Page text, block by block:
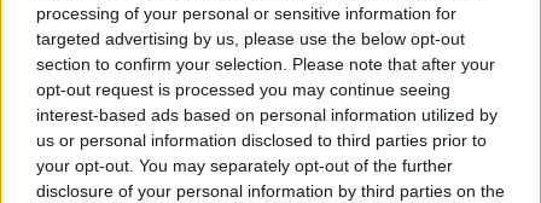
processing of your personal or sensitive information for
targeted advertising by us, please use the below opt-out
section to confirm your selection. Please note that after your
opt-out request is processed you may continue seeing
interest-based ads based on personal information utilized by
us or personal information disclosed to third parties prior to
your opt-out. You may separately opt-out of the further
disclosure of your personal information by third parties on the
Η δολοφονία τουΜοσχούρηφέρεται να ήταν
μέρος ενός ευρύτερου σχεδίου ελέγχου της
αγοράς των λαθραίων τσιγάρων από τον "Έντικ", ο